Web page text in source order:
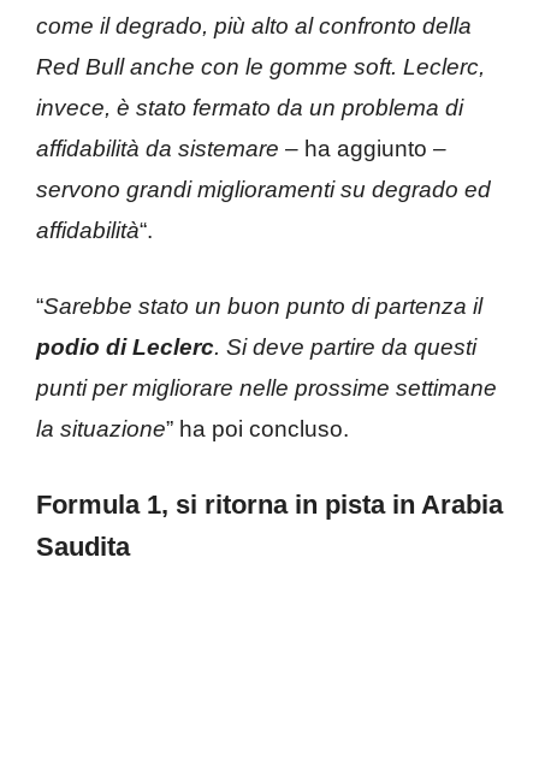
come il degrado, più alto al confronto della
Red Bull anche con le gomme soft. Leclerc,
invece, è stato fermato da un problema di
affidabilità da sistemare – ha aggiunto –
servono grandi miglioramenti su degrado ed
affidabilità“.
“Sarebbe stato un buon punto di partenza il
podio di Leclerc. Si deve partire da questi
punti per migliorare nelle prossime settimane
la situazione” ha poi concluso.
Formula 1, si ritorna in pista in Arabia
Saudita